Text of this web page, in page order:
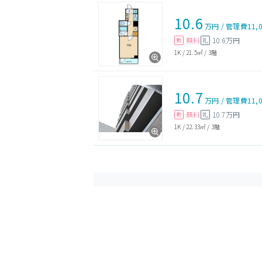
10.6 万円 /管理費
敷 無料 礼 10.6万円
1K / 21.5㎡ / 3階
10.7 万円 /管理費
敷 無料 礼 10.7万円
1K / 22.33㎡ / 3階